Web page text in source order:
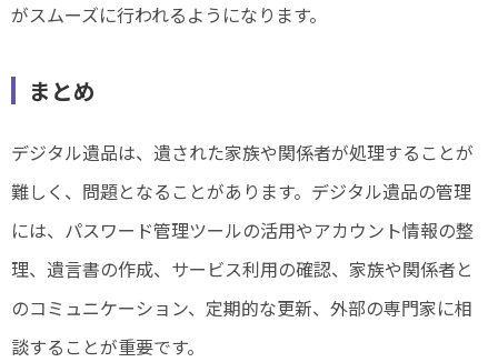
がスムーズに行われるようになります。
まとめ
デジタル遺品は、遺された家族や関係者が処理することが
難しく、問題となることがあります。デジタル遺品の管理
には、パスワード管理ツールの活用やアカウント情報の整
理、遺言書の作成、サービス利用の確認、家族や関係者と
のコミュニケーション、定期的な更新、外部の専門家に相
談することが重要です。